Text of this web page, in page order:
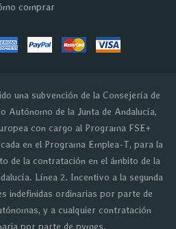
comprar
una subvención de la Consejería de
Autónomo de la Junta de Andalucía,
con cargo al Programa FSE+
en el Programa Emplea-T, para la
de la contratación en el ámbito de la
Línea 2. Incentivo a la segunda
indefinidas ordinarias por parte de
y a cualquier contratación
por parte de pymes.